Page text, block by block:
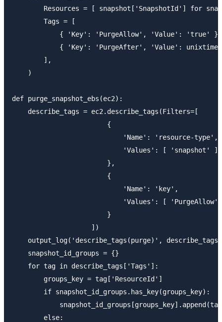
Resources = [ snapshot['SnapshotId'] for
        Tags = [
            { 'Key': 'PurgeAllow', 'Value': 'true' },
{ 'Key': 'PurgeAfter', 'Value': unixtime
        ],
    )
def purge_snapshot_ebs(ec2):
    describe_tags = ec2.describe_tags(Filters=[
                        {
                            'Name': 'resource-type',
                            'Values': [ 'snapshot' ],
                        },
                        {
                            'Name': 'key',
'Values': [
                        }
                    ])
    output_log('describe_tags(purge)', describe_tags)
    snapshot_id_groups = {}
    for tag in describe_tags['Tags']:
        groups_key = tag['ResourceId']
        if snapshot_id_groups.has_key(groups_key):
        else: